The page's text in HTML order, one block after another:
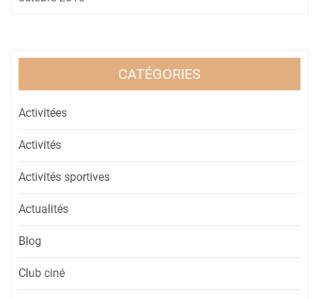
CATÉGORIES
Activitées
Activités
Activités sportives
Actualités
Blog
Club ciné